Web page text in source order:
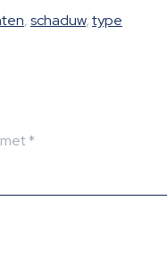
,schaduw,type
*